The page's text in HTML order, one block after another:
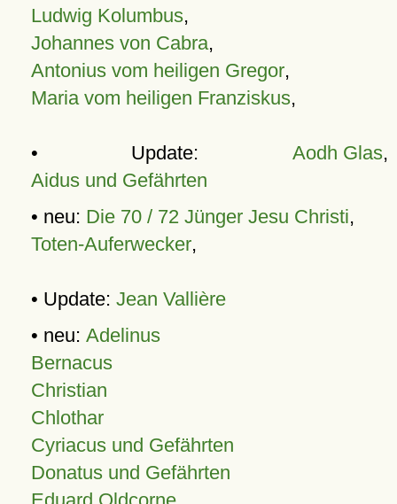
Ludwig Kolumbus,
Johannes von Cabra,
Antonius vom heiligen Gregor,
Maria vom heiligen Franziskus,
• Update: Aodh Glas,
Aidus und Gefährten
• neu: Die 70 / 72 Jünger Jesu Christi,
Toten-Auferwecker,
• Update: Jean Vallière
• neu: Adelinus
Bernacus
Christian
Chlothar
Cyriacus und Gefährten
Donatus und Gefährten